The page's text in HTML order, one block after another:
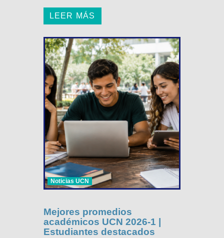
LEER MÁS
Noticias UCN
Mejores promedios
académicos UCN 2026-1 |
Estudiantes destacados